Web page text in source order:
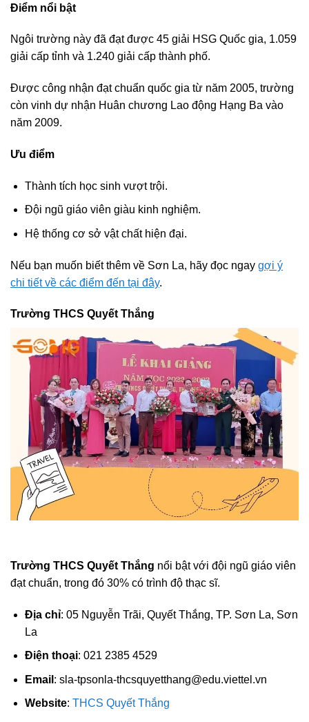
Điểm nổi bật
Ngôi trường này đã đạt được 45 giải HSG Quốc gia, 1.059
giải cấp tỉnh và 1.240 giải cấp thành phố.
Được công nhận đạt chuẩn quốc gia từ năm 2005, trường
còn vinh dự nhận Huân chương Lao động Hạng Ba vào
năm 2009.
Ưu điểm
Thành tích học sinh vượt trội.
Đội ngũ giáo viên giàu kinh nghiệm.
Hệ thống cơ sở vật chất hiện đại.
Nếu bạn muốn biết thêm về Sơn La, hãy đọc ngay gợi ý
chi tiết về các điểm đến tại đây.
Trường THCS Quyết Thắng
Trường THCS Quyết Thắng nổi bật với đội ngũ giáo viên
đạt chuẩn, trong đó 30% có trình độ thạc sĩ.
Địa chỉ: 05 Nguyễn Trãi, Quyết Thắng, TP. Sơn La, Sơn
La
Điện thoại: 021 2385 4529
Email : sla-tpsonla-thcsquyetthang@edu.viettel.vn
Website: THCS Quyết Thắng